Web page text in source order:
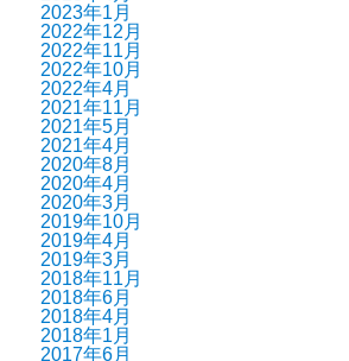
2023年1月
2022年12月
2022年11月
2022年10月
2022年4月
2021年11月
2021年5月
2021年4月
2020年8月
2020年4月
2020年3月
2019年10月
2019年4月
2019年3月
2018年11月
2018年6月
2018年4月
2018年1月
2017年6月